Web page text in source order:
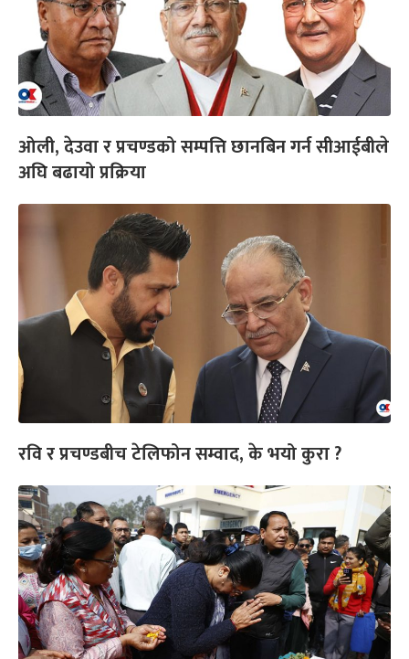
ओली, देउवा र प्रचण्डको सम्पत्ति छानबिन गर्न सीआईबीले
अघि बढायो प्रक्रिया
रवि र प्रचण्डबीच टेलिफोन सम्वाद, के भयो कुरा ?